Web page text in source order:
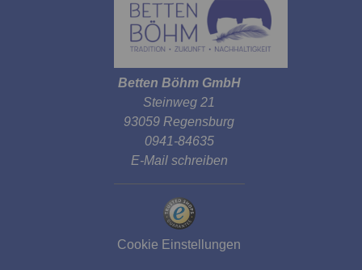
Betten Böhm GmbH
Steinweg 21
93059 Regensburg
0941-84635
E-Mail schreiben
Cookie Einstellungen